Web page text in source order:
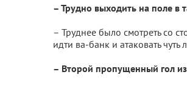
– Трудно выходить на поле в
– Труднее было смотреть со
идти ва-банк и атаковать
– Второй пропущенный гол